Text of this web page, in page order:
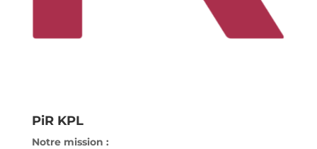
PiR KPL
Notre mission :